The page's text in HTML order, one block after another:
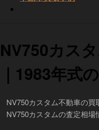
NV750カス
｜1983年式
NV750カスタム不動車の買
NV750カスタムの査定相